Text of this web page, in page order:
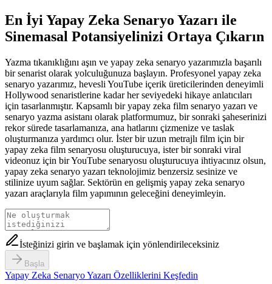
En İyi Yapay Zeka Senaryo Yazarı ile
Sinemasal Potansiyelinizi Ortaya Çıkarın
Yazma tıkanıklığını aşın ve yapay zeka senaryo yazarımızla başarılı
bir senarist olarak yolculuğunuza başlayın. Profesyonel yapay zeka
senaryo yazarımız, hevesli YouTube içerik üreticilerinden deneyimli
Hollywood senaristlerine kadar her seviyedeki hikaye anlatıcıları
için tasarlanmıştır. Kapsamlı bir yapay zeka film senaryo yazarı ve
senaryo yazma asistanı olarak platformumuz, bir sonraki şaheserinizi
rekor sürede tasarlamanıza, ana hatlarını çizmenize ve taslak
oluşturmanıza yardımcı olur. İster bir uzun metrajlı film için bir
yapay zeka film senaryosu oluşturucuya, ister bir sonraki viral
videonuz için bir YouTube senaryosu oluşturucuya ihtiyacınız olsun,
yapay zeka senaryo yazarı teknolojimiz benzersiz sesinize ve
stilinize uyum sağlar. Sektörün en gelişmiş yapay zeka senaryo
yazarı araçlarıyla film yapımının geleceğini deneyimleyin.
İsteğinizi girin ve başlamak için yönlendirileceksiniz
Başla
Yapay Zeka Senaryo Yazarı Özelliklerini Keşfedin